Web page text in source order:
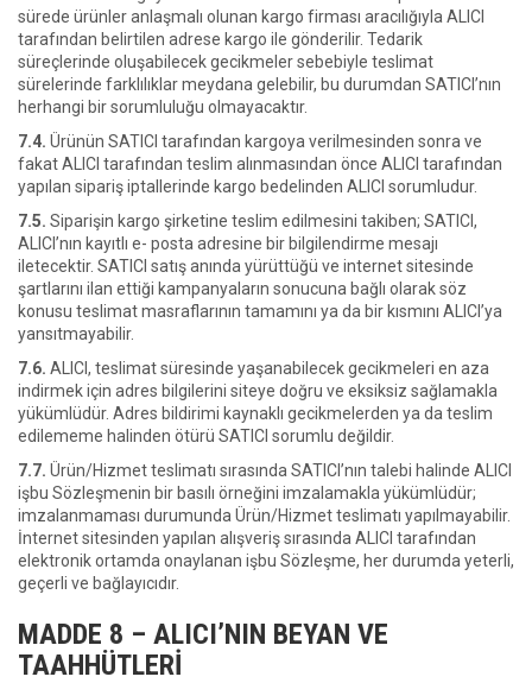
sürede ürünler anlaşmalı olunan kargo firması aracılığıyla ALICI
tarafından belirtilen adrese kargo ile gönderilir. Tedarik
süreçlerinde oluşabilecek gecikmeler sebebiyle teslimat
sürelerinde farklılıklar meydana gelebilir, bu durumdan SATICI’nın
herhangi bir sorumluluğu olmayacaktır.
7.4. Ürünün SATICI tarafından kargoya verilmesinden sonra ve
fakat ALICI tarafından teslim alınmasından önce ALICI tarafından
yapılan sipariş iptallerinde kargo bedelinden ALICI sorumludur.
7.5. Siparişin kargo şirketine teslim edilmesini takiben; SATICI,
ALICI’nın kayıtlı e- posta adresine bir bilgilendirme mesajı
iletecektir. SATICI satış anında yürüttüğü ve internet sitesinde
şartlarını ilan ettiği kampanyaların sonucuna bağlı olarak söz
konusu teslimat masraflarının tamamını ya da bir kısmını ALICI’ya
yansıtmayabilir.
7.6. ALICI, teslimat süresinde yaşanabilecek gecikmeleri en aza
indirmek için adres bilgilerini siteye doğru ve eksiksiz sağlamakla
yükümlüdür. Adres bildirimi kaynaklı gecikmelerden ya da teslim
edilememe halinden ötürü SATICI sorumlu değildir.
7.7. Ürün/Hizmet teslimatı sırasında SATICI’nın talebi halinde ALICI
işbu Sözleşmenin bir basılı örneğini imzalamakla yükümlüdür;
imzalanmaması durumunda Ürün/Hizmet teslimatı yapılmayabilir.
İnternet sitesinden yapılan alışveriş sırasında ALICI tarafından
elektronik ortamda onaylanan işbu Sözleşme, her durumda yeterli,
geçerli ve bağlayıcıdır.
MADDE 8 – ALICI’NIN BEYAN VE
TAAHHÜTLERİ